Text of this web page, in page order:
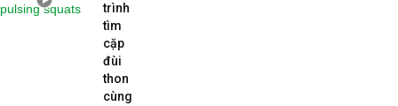
trình
tìm
cặp
đùi
thon
cùng